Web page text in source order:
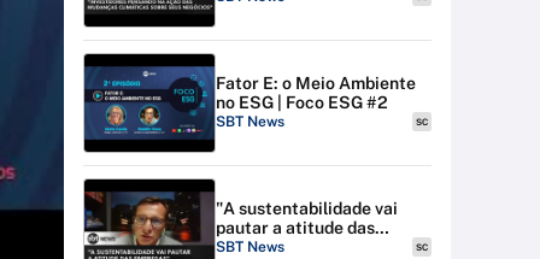
Fator E: o Meio Ambiente
no ESG | Foco ESG #2
SBT News SC
"A sustentabilidade vai
pautar a atitude das
empresas" | Foco ESG #2
SBT News SC